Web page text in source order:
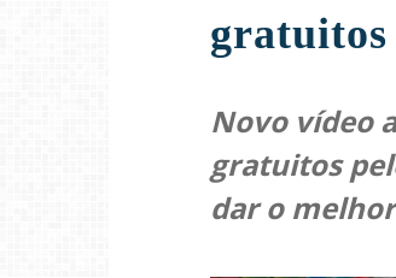
gratuitos
Novo vídeo
gratuitos
dar o